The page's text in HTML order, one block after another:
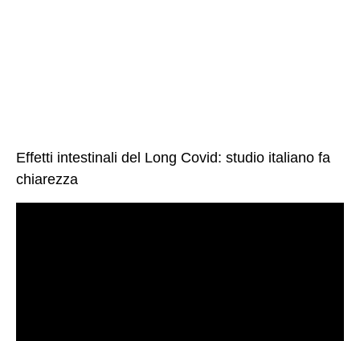
Effetti intestinali del Long Covid: studio italiano fa
chiarezza